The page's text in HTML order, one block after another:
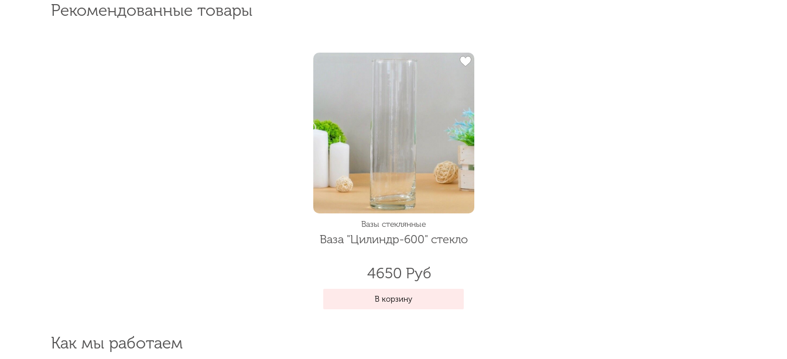
Рекомендованные товары
Вазы стеклянные
Ваза "Цилиндр-600" стекло
4650 Руб
В корзину
Как мы работаем